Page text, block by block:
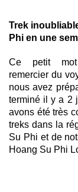
Trek
Phi en une
Ce petit
remercier du
nous avez
terminé il y a 2
avons été très
treks dans la
Su Phi et de
Hoang Su Phi